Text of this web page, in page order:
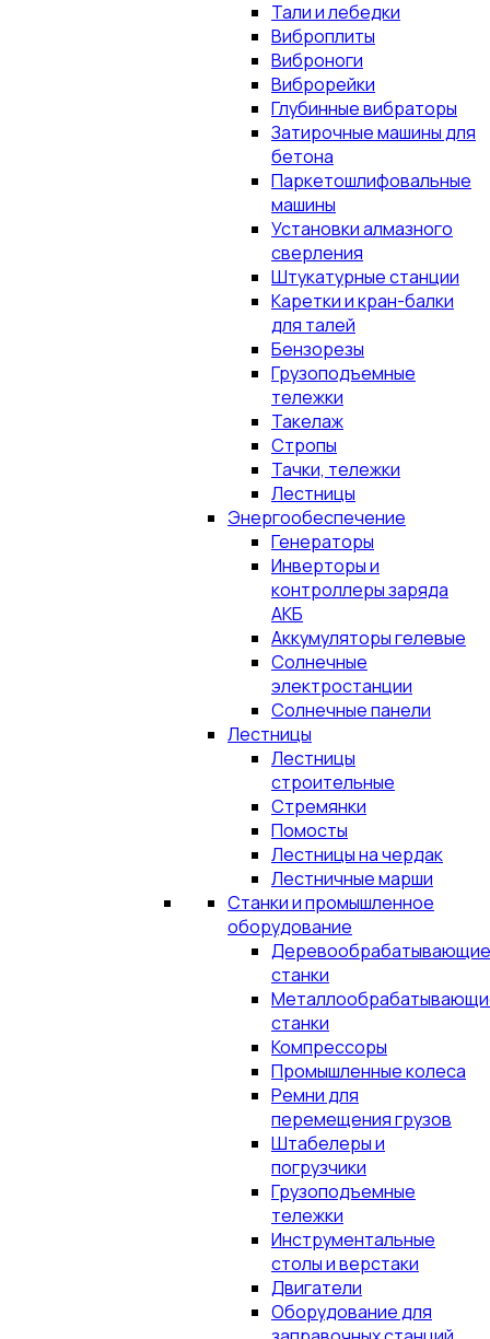
Тали и лебедки
Виброплиты
Виброноги
Виброрейки
Глубинные вибраторы
Затирочные машины для
бетона
Паркетошлифовальные
машины
Установки алмазного
сверления
Штукатурные станции
Каретки и кран-балки
для талей
Бензорезы
Грузоподъемные
тележки
Такелаж
Стропы
Тачки, тележки
Лестницы
Энергообеспечение
Генераторы
Инверторы и
контроллеры заряда
АКБ
Аккумуляторы гелевые
Солнечные
электростанции
Солнечные панели
Лестницы
Лестницы
строительные
Стремянки
Помосты
Лестницы на чердак
Лестничные марши
Станки и промышленное
оборудование
Деревообрабатывающие
станки
станки
Компрессоры
Промышленные колеса
Ремни для
перемещения грузов
Штабелеры и
погрузчики
Грузоподъемные
тележки
Инструментальные
столы и верстаки
Двигатели
Оборудование для